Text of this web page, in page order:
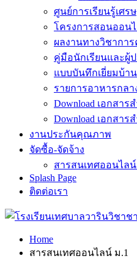
ศูนย์การเรียนรู้เศร
โครงการสอนออน
ผลงานทางวิชาการ
คู่มือนักเรียนและผู้
แบบบันทึกเยี่ยมบ้า
รายการอาหารกลา
Download เอกสาร
Download เอกสา
งานประกันคุณภาพ
จัดซื้อ-จัดจ้าง
สารสนเทศออนไลน์
Splash Page
ติดต่อเรา
Home
สารสนเทศออนไลน์ ม.1